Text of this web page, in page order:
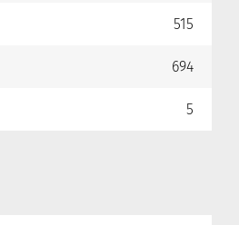
515
694
5